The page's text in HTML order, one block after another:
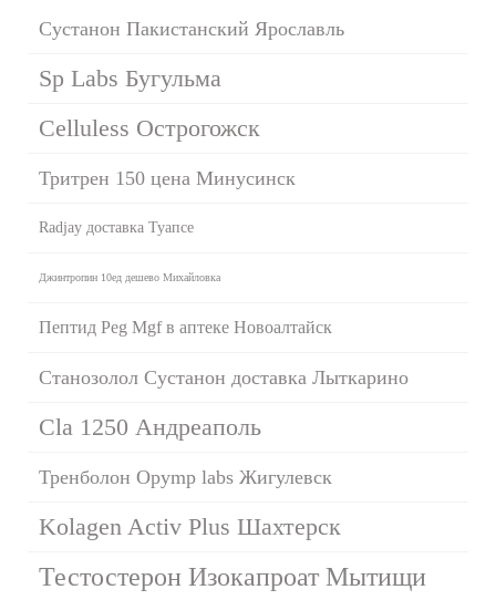
Сустанон Пакистанский Ярославль
Sp Labs Бугульма
Celluless Острогожск
Тритрен 150 цена Минусинск
Radjay доставка Туапсе
Джинтропин 10ед дешево Михайловка
Пептид Peg Mgf в аптеке Новоалтайск
Станозолол Сустанон доставка Лыткарино
Cla 1250 Андреаполь
Тренболон Opymp labs Жигулевск
Kolagen Activ Plus Шахтерск
Тестостерон Изокапроат Мытищи